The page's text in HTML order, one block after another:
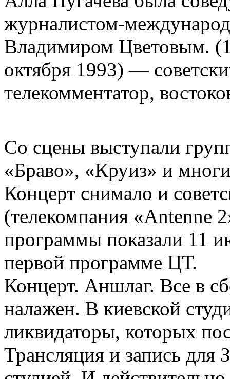
журналистом-
Владимиром Цветовым.
октября 1993) —
телекомментатор,
Со сцены выступали
«Браво», «Круиз» и
Концерт снимало и
(телекомпания «Antenne
программы показали 11
первой программе ЦТ.
Концерт. Аншлаг. Все в
налажен. В киевской
ликвидаторы, которых
Трансляция и запись для